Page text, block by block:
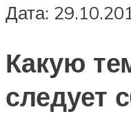
Дата:
Какую
следует